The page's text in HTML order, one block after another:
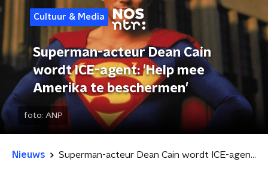
Cultuur & Media
Superman-acteur Dean Cain
wordt ICE-agent: 'Help mee
Amerika te beschermen'
foto: ANP
Nieuws Superman-acteur Dean Cain wordt ICE-agent: 'Help mee Amerika te beschermen'